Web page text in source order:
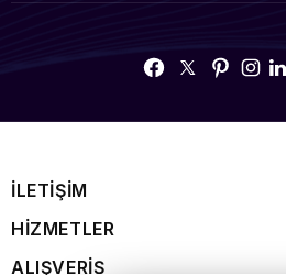
İLETİŞİM
HİZMETLER
ALIŞVERİŞ